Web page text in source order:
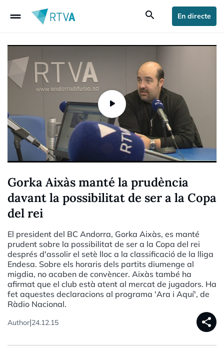
drag_handle search En directe
Gorka Aixàs manté la prudència
davant la possibilitat de ser a la Copa
del rei
El president del BC Andorra, Gorka Aixàs, es manté
prudent sobre la possibilitat de ser a la Copa del rei
després d'assolir el setè lloc a la classificació de la lliga
Endesa. Sobre els horaris dels partits diumenge al
migdia, no acaben de convèncer. Aixàs també ha
afirmat que el club està atent al mercat de jugadors. Ha
fet aquestes declaracions al programa 'Ara i Aquí', de
Ràdio Nacional.
Author|24.12.15 share